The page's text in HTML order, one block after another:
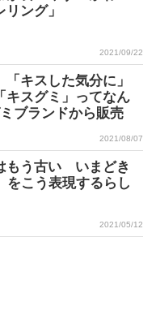
ング」
2021/09/22
「キスした気分に」
キスグミ」ってなん
ブランドから販売
2021/08/07
もう古い いまどき
をこう表現するらし
2021/05/12